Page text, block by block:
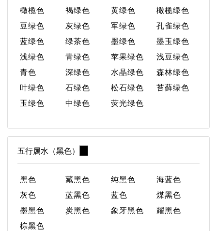
橄榄色
褐绿色 黄绿色
橄榄绿色
豆绿色
灰绿色 军绿色
孔雀绿色
蓝绿色
绿茶色 墨绿色
墨玉绿色
浅绿色
青绿色 苹果绿色
浅豆绿色
青色
深绿色 水晶绿色
森林绿色
叶绿色
石绿色 松石绿色
苔藓绿色
玉绿色
中绿色 荧光绿色
五行属水（黑色）
黑色 藏黑色 纯黑色
海蓝色
灰色
蓝黑色 蓝色
煤黑色
墨黑色
炭黑色 象牙黑色
耀黑色
棕黑色